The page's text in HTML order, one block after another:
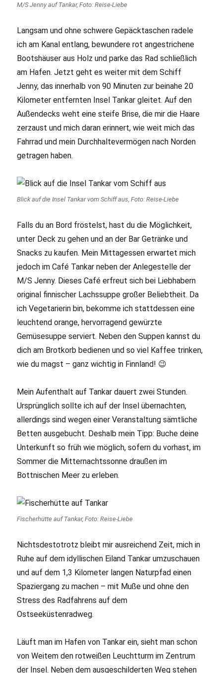
M/S Jenny auf Tankar, Foto: Reise-Liebe
Langsam und ohne schwere Gepäcktaschen radele
ich am Kanal entlang, bewundere rot angestrichene
Bootshäuser aus Holz und parke das Rad schließlich
am Hafen. Jetzt geht es weiter mit dem Schiff
Jenny, das innerhalb von 90 Minuten zur beinahe 20
Kilometer entfernten Insel Tankar gleitet. Auf den
Außendecks weht eine steife Brise, die mir die Haare
zerzaust und mich daran erinnert, wie weit mich das
Fahrrad und mein Durchhaltevermögen nach Norden
getragen haben.
Blick auf die Insel Tankar vom Schiff aus, Foto: Reise-Liebe
Falls du an Bord fröstelst, hast du die Möglichkeit,
unter Deck zu gehen und an der Bar Getränke und
Snacks zu kaufen. Mein Mittagessen erwartet mich
jedoch im Café Tankar neben der Anlegestelle der
M/S Jenny. Dieses Café erfreut sich bei Liebhabern
original finnischer Lachssuppe großer Beliebtheit. Da
ich Vegetarierin bin, bekomme ich stattdessen eine
leuchtend orange, hervorragend gewürzte
Gemüsesuppe serviert. Neben den Suppen kannst du
dich am Brotkorb bedienen und so viel Kaffee trinken,
wie du magst – ganz wichtig in Finnland! 😉
Mein Aufenthalt auf Tankar dauert zwei Stunden.
Ursprünglich sollte ich auf der Insel übernachten,
allerdings sind wegen einer Veranstaltung sämtliche
Betten ausgebucht. Deshalb mein Tipp: Buche deine
Unterkunft so früh wie möglich, sofern du vorhast, im
Sommer die Mitternachtssonne draußen im
Bottnischen Meer zu erleben.
Fischerhütte auf Tankar, Foto: Reise-Liebe
Nichtsdestotrotz bleibt mir ausreichend Zeit, mich in
Ruhe auf dem idyllischen Eiland Tankar umzuschauen
und auf dem 1,3 Kilometer langen Naturpfad einen
Spaziergang zu machen – mit Muße und ohne den
Stress des Radfahrens auf dem
Ostseeküstenradweg.
Läuft man im Hafen von Tankar ein, sieht man schon
von Weitem den rotweißen Leuchtturm im Zentrum
der Insel. Neben dem ausgeschilderten Weg stehen